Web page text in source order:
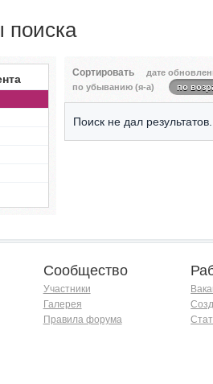
поиска
Сортировать
дате
по убыванию (я-а)
по
Поиск не дал результатов.
Сообщество
Участники
Галерея
Правила форума